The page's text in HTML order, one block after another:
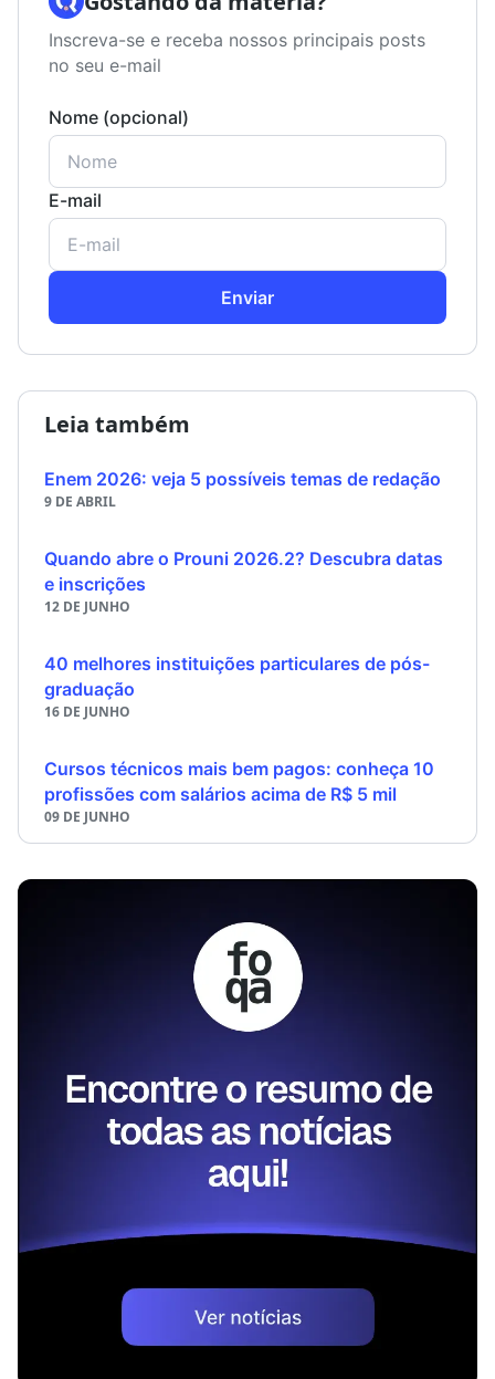
Inscreva-se e receba nossos principais posts
no seu e-mail
Nome (opcional)
E-mail
Enviar
Leia também
Enem 2026: veja 5 possíveis temas de redação
9 DE ABRIL
Quando abre o Prouni 2026.2? Descubra datas
e inscrições
12 DE JUNHO
40 melhores instituições particulares de pós-
graduação
16 DE JUNHO
Cursos técnicos mais bem pagos: conheça 10
profissões com salários acima de R$ 5 mil
09 DE JUNHO